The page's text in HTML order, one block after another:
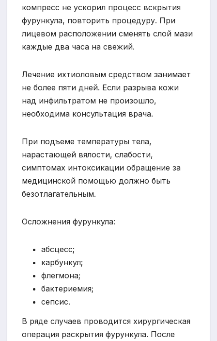
компресс не ускорил процесс вскрытия
фурункула, повторить процедуру. При
лицевом расположении сменять слой мази
каждые два часа на свежий.
Лечение ихтиоловым средством занимает
не более пяти дней. Если разрыва кожи
над инфильтратом не произошло,
необходима консультация врача.
При подъеме температуры тела,
нарастающей вялости, слабости,
симптомах интоксикации обращение за
медицинской помощью должно быть
безотлагательным.
Осложнения фурункула:
абсцесс;
карбункул;
флегмона;
бактериемия;
сепсис.
В ряде случаев проводится хирургическая
операция раскрытия фурункула. После